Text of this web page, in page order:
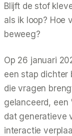
Blijft de stof
als ik loop? Hoe
beweeg?
Op 26 januari
een stap dichter
die vragen
gelanceerd,
dat generatieve
interactie